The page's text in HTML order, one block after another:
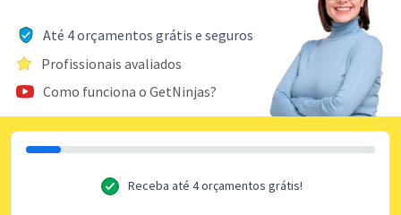
Até 4 orçamentos grátis e seguros
Profissionais avaliados
Como funciona o GetNinjas?
Receba até 4 orçamentos grátis!